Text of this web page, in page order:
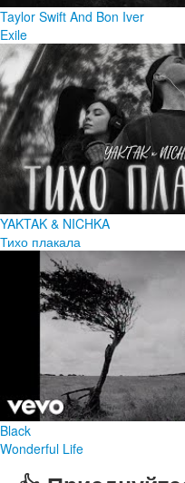
Taylor Swift And Bon Iver
Exile
YAKTAK & NICHKA
Тихо плакала
Black
Wonderful Life